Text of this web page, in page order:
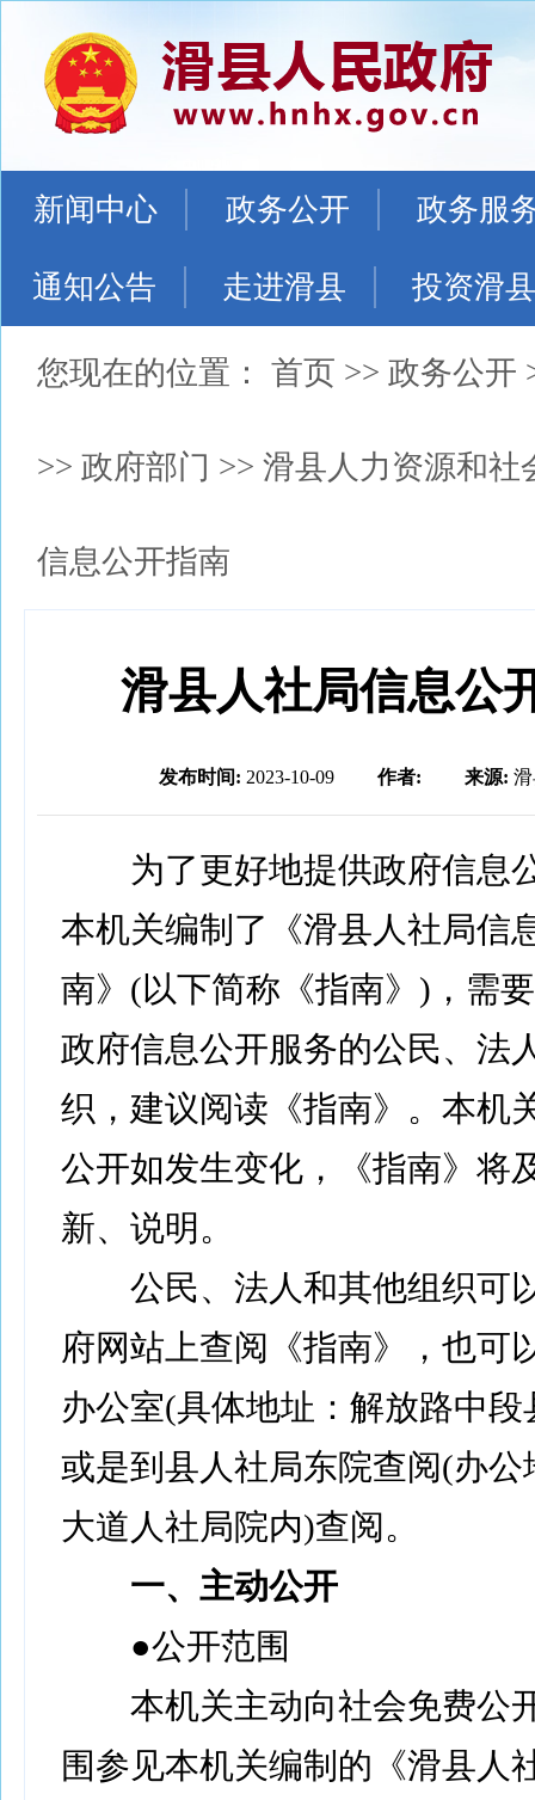
新闻中心 政务公开 政务服
通知公告 走进滑县 投资滑县
您现在的位置： 首页 >> 政务公开
>> 政府部门 >> 滑县人力资源和社
信息公开指南
滑县人社局信息公
发布时间: 2023-10-09 作者: 来源:
为了更好地提供政府信息
本机关编制了《滑县人社局信
南》(以下简称《指南》)，需
政府信息公开服务的公民、法
织，建议阅读《指南》。本机
公开如发生变化，《指南》将
新、说明。
公民、法人和其他组织可
府网站上查阅《指南》，也可
办公室(具体地址：解放路中段
或是到县人社局东院查阅(办公
大道人社局院内)查阅。
一、主动公开
●公开范围
本机关主动向社会免费公
围参见本机关编制的《滑县人